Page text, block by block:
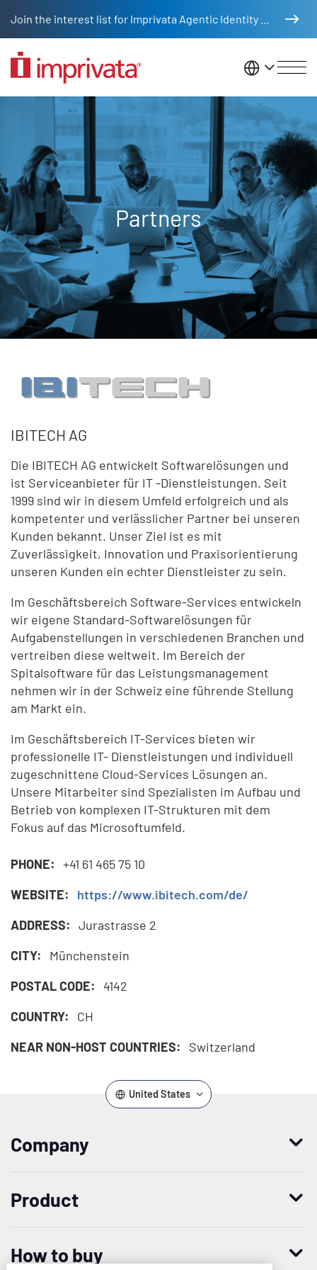
United
Partners
IBITECH AG
Die IBITECH AG entwickelt Softwarelösungen und
ist Serviceanbieter für IT -Dienstleistungen. Seit
1999 sind wir in diesem Umfeld erfolgreich und als
kompetenter und verlässlicher Partner bei unseren
Kunden bekannt. Unser Ziel ist es mit
Zuverlässigkeit, Innovation und Praxisorientierung
unseren Kunden ein echter Dienstleister zu sein.
Im Geschäftsbereich Software-Services entwickeln
wir eigene Standard-Softwarelösungen für
Aufgabenstellungen in verschiedenen Branchen und
vertreiben diese weltweit. Im Bereich der
Spitalsoftware für das Leistungsmanagement
nehmen wir in der Schweiz eine führende Stellung
am Markt ein.
Im Geschäftsbereich IT-Services bieten wir
professionelle IT- Dienstleistungen und individuell
zugeschnittene Cloud-Services Lösungen an.
Unsere Mitarbeiter sind Spezialisten im Aufbau und
Betrieb von komplexen IT-Strukturen mit dem
Fokus auf das Microsoftumfeld.
PHONE:
+41 61 465 75 10
WEBSITE:
https://www.ibitech.com/de/
ADDRESS:
Jurastrasse 2
CITY:
Münchenstein
POSTAL CODE:
4142
COUNTRY:
CH
NEAR NON-HOST COUNTRIES:
Switzerland
United States
Company
Product
How to buy